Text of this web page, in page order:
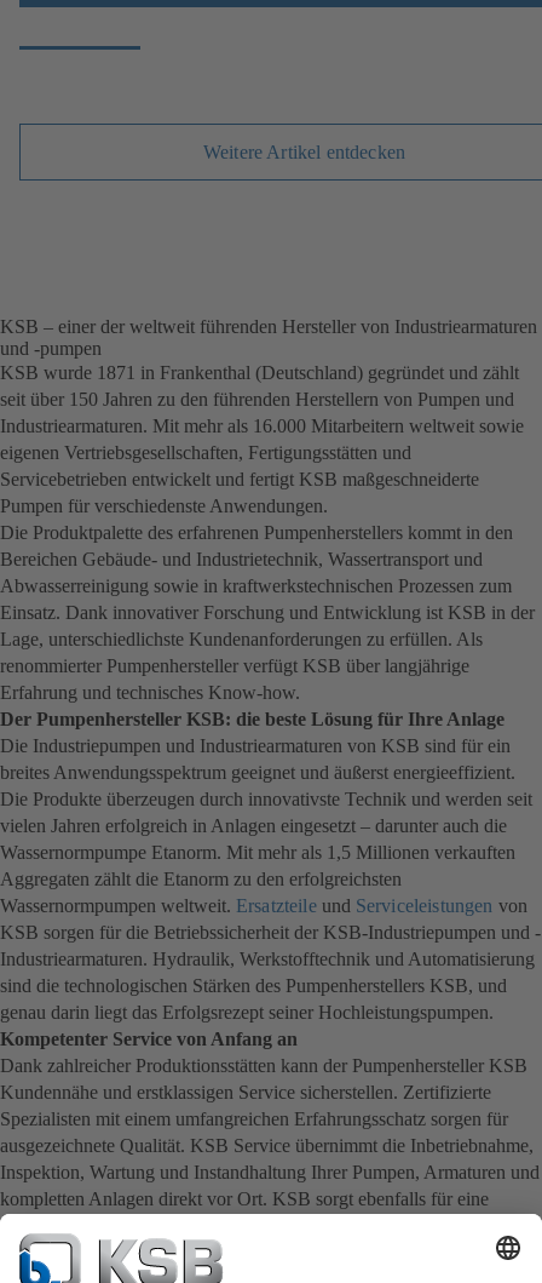
Weitere Artikel entdecken
KSB – einer der weltweit führenden Hersteller von Industriearmaturen
und -pumpen
KSB wurde 1871 in Frankenthal (Deutschland) gegründet und zählt
seit über 150 Jahren zu den führenden Herstellern von Pumpen und
Industriearmaturen. Mit mehr als 16.000 Mitarbeitern weltweit sowie
eigenen Vertriebsgesellschaften, Fertigungsstätten und
Servicebetrieben entwickelt und fertigt KSB maßgeschneiderte
Pumpen für verschiedenste Anwendungen.
Die Produktpalette des erfahrenen Pumpenherstellers kommt in den
Bereichen Gebäude- und Industrietechnik, Wassertransport und
Abwasserreinigung sowie in kraftwerkstechnischen Prozessen zum
Einsatz. Dank innovativer Forschung und Entwicklung ist KSB in der
Lage, unterschiedlichste Kundenanforderungen zu erfüllen. Als
renommierter Pumpenhersteller verfügt KSB über langjährige
Erfahrung und technisches Know-how.
Der Pumpenhersteller KSB: die beste Lösung für Ihre Anlage
Die Industriepumpen und Industriearmaturen von KSB sind für ein
breites Anwendungsspektrum geeignet und äußerst energieeffizient.
Die Produkte überzeugen durch innovativste Technik und werden seit
vielen Jahren erfolgreich in Anlagen eingesetzt – darunter auch die
Wassernormpumpe Etanorm. Mit mehr als 1,5 Millionen verkauften
Aggregaten zählt die Etanorm zu den erfolgreichsten
Wassernormpumpen weltweit. Ersatzteileund Serviceleistungen von
KSB sorgen für die Betriebssicherheit der KSB-Industriepumpen und -
Industriearmaturen. Hydraulik, Werkstofftechnik und Automatisierung
sind die technologischen Stärken des Pumpenherstellers KSB, und
genau darin liegt das Erfolgsrezept seiner Hochleistungspumpen.
Kompetenter Service von Anfang an
Dank zahlreicher Produktionsstätten kann der Pumpenhersteller KSB
Kundennähe und erstklassigen Service sicherstellen. Zertifizierte
Spezialisten mit einem umfangreichen Erfahrungsschatz sorgen für
ausgezeichnete Qualität. KSB Service übernimmt die Inbetriebnahme,
Inspektion, Wartung und Instandhaltung Ihrer Pumpen, Armaturen und
kompletten Anlagen direkt vor Ort. KSB sorgt ebenfalls für eine
schnelle Ersatzteillieferung. Somit erhalten Sie den besten Service
direkt von Ihrem Pumpenhersteller.